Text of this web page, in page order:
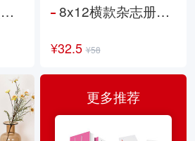
8x12横款杂志册26p
¥32.5 ¥58
更多推荐